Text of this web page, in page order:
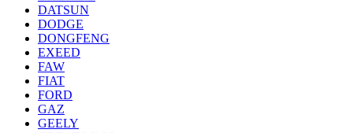
DATSUN
DODGE
DONGFENG
EXEED
FAW
FIAT
FORD
GAZ
GEELY